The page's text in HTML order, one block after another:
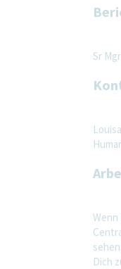
Sr
Dich